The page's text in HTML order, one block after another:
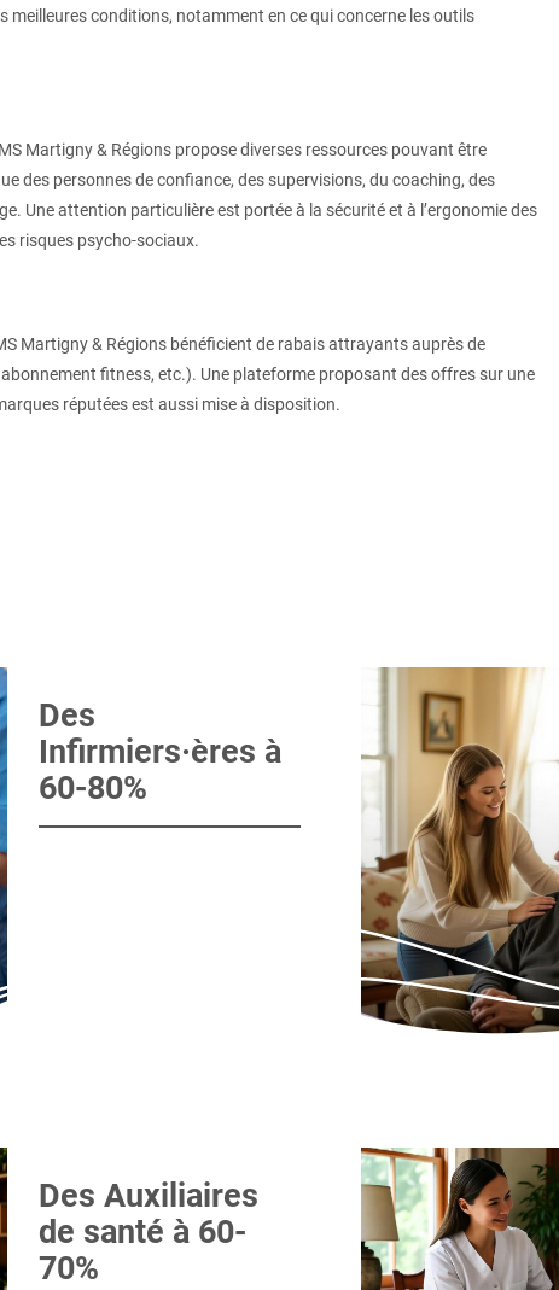
meilleures conditions, notamment en ce qui concerne les outils
Martigny & Régions propose diverses ressources pouvant être
des personnes de confiance, des supervisions, du coaching, des
Une attention particulière est portée à la sécurité et à l’ergonomie des
risques psycho-sociaux.
Martigny & Régions bénéficient de rabais attrayants auprès de
fitness, etc.). Une plateforme proposant des offres sur une
réputées est aussi mise à disposition.
Des
Infirmiers·ères à
60-80%
Des Auxiliaires
de santé à 60-
70%